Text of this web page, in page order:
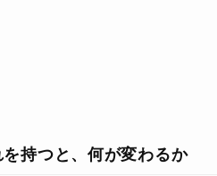
を持つと、何が変わるか